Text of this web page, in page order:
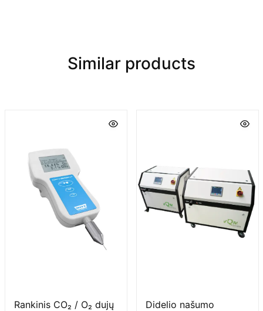
Similar products
Rankinis CO₂ / O₂ dujų
Didelio našumo